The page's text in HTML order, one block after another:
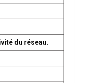
du réseau.